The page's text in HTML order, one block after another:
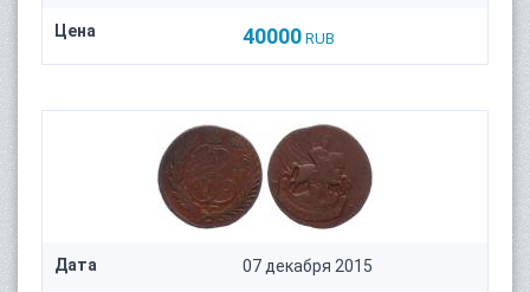
Цена 40000 RUB
Дата 07 декабря 2015